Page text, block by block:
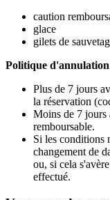
caution
glace
gilets de
Politique
Plus de 7 jours
la réservation
Moins de 7 jours
remboursable.
Si les conditions
changement de
ou, si cela
effectué.